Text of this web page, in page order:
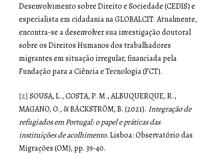
Desenvolvimento sobre Direito e Sociedade (CEDIS) e
especialista em cidadania na GLOBALCIT. Atualmente,
encontra-se a desenvolver sua investigação doutoral
sobre os Direitos Humanos dos trabalhadores
migrantes em situação irregular, financiada pela
Fundação para a Ciência e Tecnologia (FCT).
[2] SOUSA, L., COSTA, P. M., ALBUQUERQUE, R.,
MAGANO, O., & BÄCKSTRÖM, B. (2021). Integração de
refugiados em Portugal: o papel e práticas das
instituições de acolhimento.Lisboa: Observatório das
Migrações (OM), pp. 39-40.